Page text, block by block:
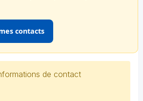
contacts
de contact